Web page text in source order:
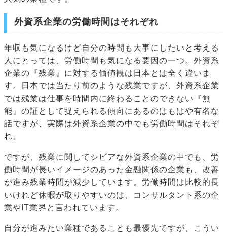
外資系企業の労働時間はそれぞれ
年収も気になるけど自分の時間も大事にしたいと考える
人にとっては、労働時間も気になる要因の一つ。外資系
企業の『残業』に対する価値観は日本とは全く違いま
す。日本では当たり前のような残業ですが、外資系企業
では残業は仕事を時間内に終わることのできない『無
能』の証として捉えられる傾向にあるのはもはや有名な
話ですが、実際は外資系企業の中でも労働時間はそれぞ
れ。
ですが、残業に関してシビアな外資系企業の中でも、労
働時間が長いイメージのあった金融関係の企業も、改善
が進み残業時間が減少しています。労働時間は比較的長
いけれど休暇が取りやすいのは、コンサルタント系の企
業やIT業界と言われています。
自分が進みたい業種であることも最優先ですが、こうい